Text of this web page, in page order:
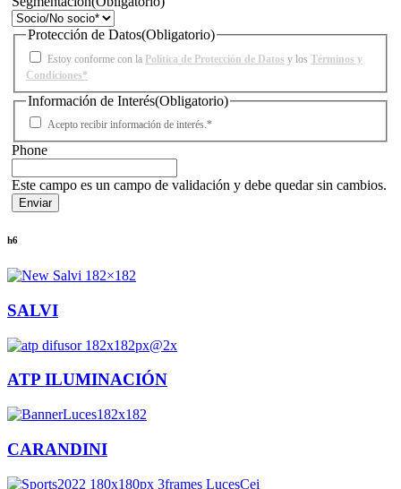
Protección de Datos(Obligatorio)
Estoy conforme con la Política de Protección de Datos y los Términos y
Condiciones*
Información de Interés(Obligatorio)
Acepto recibir información de interés.*
Phone
Este campo es un campo de validación y debe quedar sin cambios.
h6
SALVI
ATP ILUMINACIÓN
CARANDINI